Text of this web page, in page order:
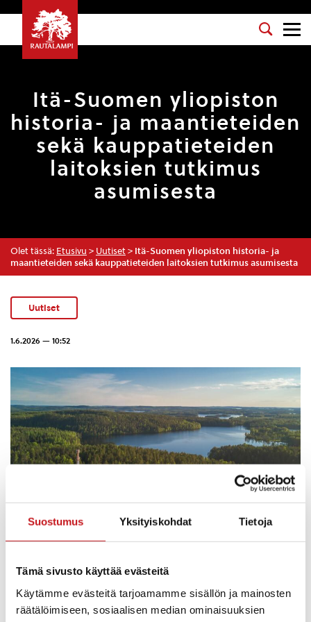
Suostumus Yksityiskohdat Tietoja
Tämä sivusto käyttää evästeitä
Käytämme evästeitä tarjoamamme sisällön ja mainosten
räätälöimiseen, sosiaalisen median ominaisuuksien
Itä-Suomen yliopiston
historia- ja maantieteiden
sekä kauppatieteiden
laitoksien tutkimus
asumisesta
Olet tässä: Etusivu > Uutiset > Itä-Suomen yliopiston historia- ja
maantieteiden sekä kauppatieteiden laitoksien tutkimus asumisesta
Uutiset
1.6.2026 — 10:52
alueellasi.